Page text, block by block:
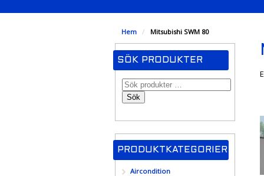
Hem / Mitsubishi SWM 80
SÖK PRODUKTER
Sök
PRODUKTKATEGORIER
Aircondition